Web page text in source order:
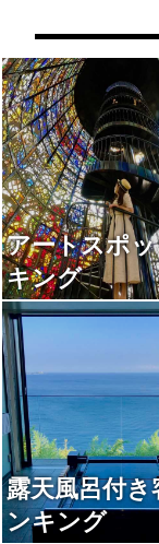
アートスポ
キング
露天風呂付き
ンキング